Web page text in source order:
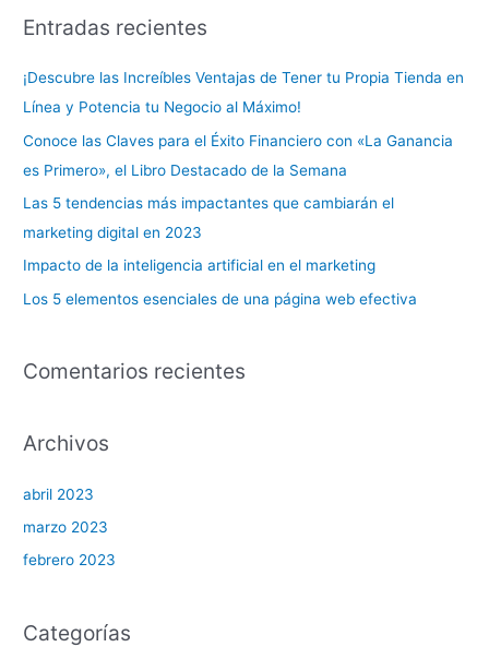
c
:
Entradas recientes
¡Descubre las Increíbles Ventajas de Tener tu Propia Tienda en
Línea y Potencia tu Negocio al Máximo!
Conoce las Claves para el Éxito Financiero con «La Ganancia
es Primero», el Libro Destacado de la Semana
Las 5 tendencias más impactantes que cambiarán el
marketing digital en 2023
Impacto de la inteligencia artificial en el marketing
Los 5 elementos esenciales de una página web efectiva
Comentarios recientes
Archivos
abril 2023
marzo 2023
febrero 2023
Categorías